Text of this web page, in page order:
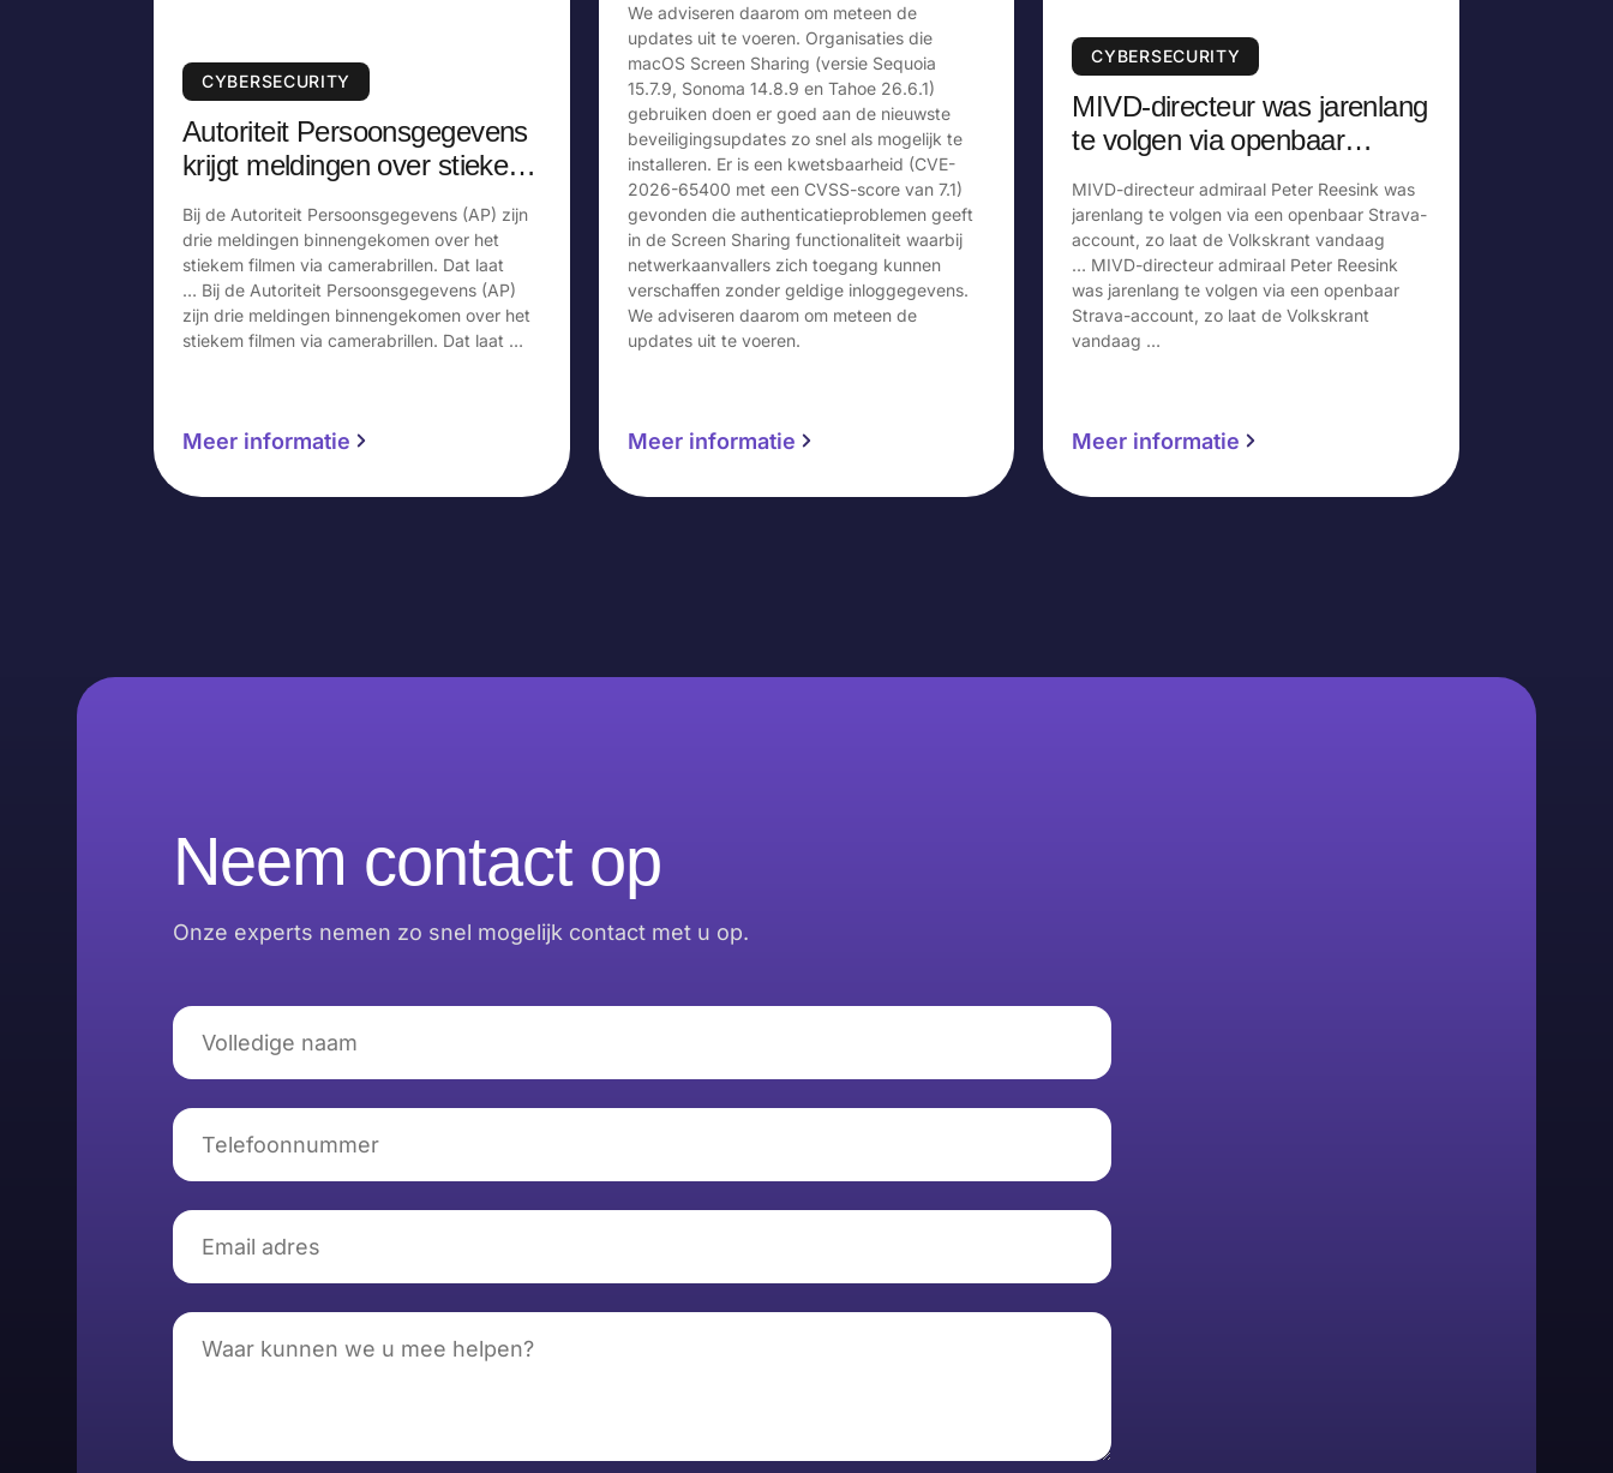
CYBERSECURITY
Autoriteit Persoonsgegevens
krijgt meldingen over stiekem
Bij de Autoriteit Persoonsgegevens (AP) zijn
drie meldingen binnengekomen over het
stiekem filmen via camerabrillen. Dat laat
… Bij de Autoriteit Persoonsgegevens (AP)
zijn drie meldingen binnengekomen over het
stiekem filmen via camerabrillen. Dat laat …
Meer informatie
We adviseren daarom om meteen de
updates uit te voeren. Organisaties die
macOS Screen Sharing (versie Sequoia
15.7.9, Sonoma 14.8.9 en Tahoe 26.6.1)
gebruiken doen er goed aan de nieuwste
beveiligingsupdates zo snel als mogelijk te
installeren. Er is een kwetsbaarheid (CVE-
2026-65400 met een CVSS-score van 7.1)
gevonden die authenticatieproblemen geeft
in de Screen Sharing functionaliteit waarbij
netwerkaanvallers zich toegang kunnen
verschaffen zonder geldige inloggegevens.
We adviseren daarom om meteen de
updates uit te voeren.
Meer informatie
CYBERSECURITY
MIVD-directeur was jarenlang
te volgen via openbaar
MIVD-directeur admiraal Peter Reesink was
jarenlang te volgen via een openbaar Strava-
account, zo laat de Volkskrant vandaag
… MIVD-directeur admiraal Peter Reesink
was jarenlang te volgen via een openbaar
Strava-account, zo laat de Volkskrant
vandaag …
Meer informatie
Neem contact op
Onze experts nemen zo snel mogelijk contact met u op.